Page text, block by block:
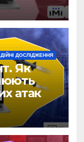
ДОСЛІДЖЕННЯ
Як
атак